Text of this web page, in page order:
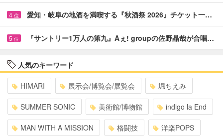
4 位 愛知・岐阜の地酒を満喫する『秋酒祭 2026』チケット一…
5 位 『サントリー1万人の第九』Aぇ! groupの佐野晶哉が合唱…
人気のキーワード
HIMARI 展示会/博覧会/展覧会 堀ちえみ
SUMMER SONIC 美術館/博物館 indigo la End
MAN WITH A MISSION 格闘技 洋楽POPS